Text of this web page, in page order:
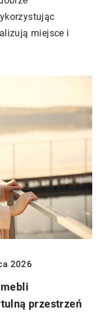
miejsce i
2026
przestrzeń